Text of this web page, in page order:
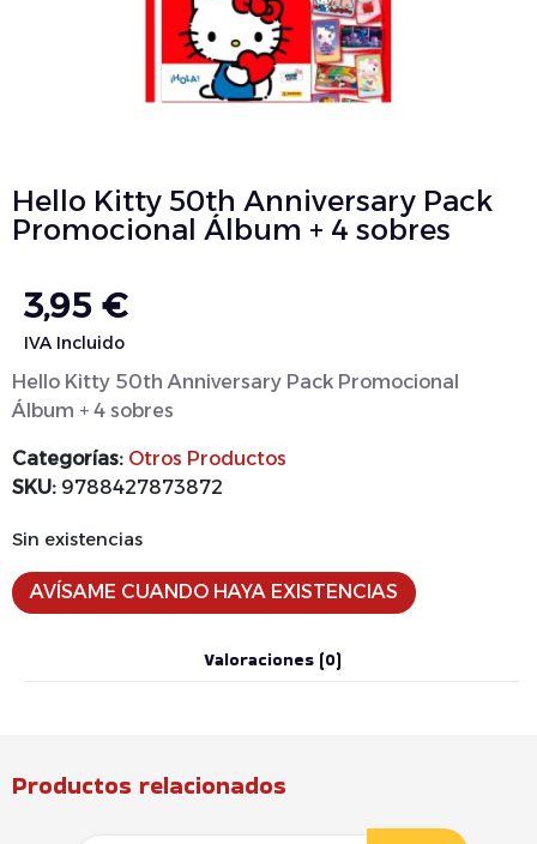
Hello Kitty 50th Anniversary Pack
Promocional Álbum + 4 sobres
3,95 €
IVA Incluido
Hello Kitty 50th Anniversary Pack Promocional
Álbum + 4 sobres
Categorías: Otros Productos
SKU: 9788427873872
Sin existencias
AVÍSAME CUANDO HAYA EXISTENCIAS
Valoraciones (0)
Productos relacionados